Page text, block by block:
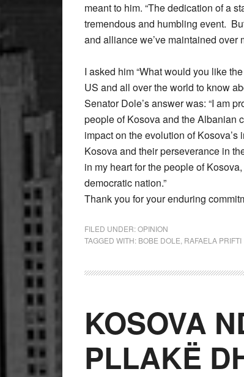
meant to him. “The dedication of a
tremendous and humbling event.
and alliance we’ve maintained over
I asked him “What would you like
US and all over the world to know
Senator Dole’s answer was: “I am
people of Kosova and the Albanian
impact on the evolution of
Kosova and their perseverance in
in my heart for the people of
democratic nation.”
Thank you for your enduring
FILED UNDER:OPINION
TAGGED WITH: BOBE DOLE RAFAELA PRIFTI
KOSOVA
PLLAKË